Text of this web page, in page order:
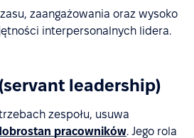
zaangażowania oraz wysoko
interpersonalnych lidera.
leadership)
zespołu, usuwa
pracowników. Jego rola